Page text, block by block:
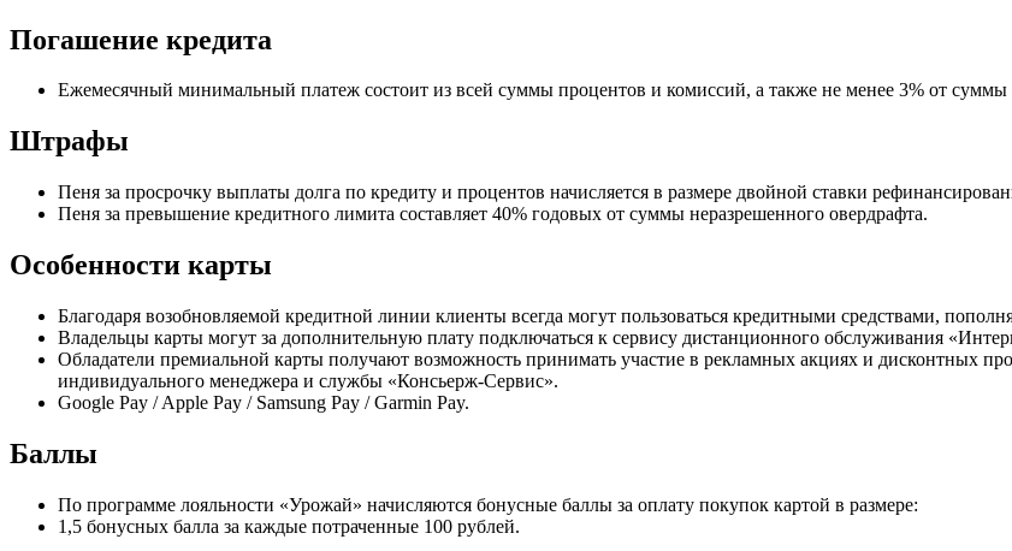
Погашение кредита
Ежемесячный минимальный платеж состоит из всей суммы процентов и комиссий, а также не менее 3% от суммы
Штрафы
Пеня за просрочку выплаты долга по кредиту и процентов начисляется в размере двойной ставки
Пеня за превышение кредитного лимита составляет 40% годовых от суммы неразрешенного овердрафта.
Особенности карты
Благодаря возобновляемой кредитной линии клиенты всегда могут пользоваться кредитными средствами,
Владельцы карты могут за дополнительную плату подключаться к сервису дистанционного обслуживания
Обладатели премиальной карты получают возможность принимать участие в рекламных акциях и дисконтных
индивидуального менеджера и службы «Консьерж-Сервис».
Google Pay / Apple Pay / Samsung Pay / Garmin Pay.
Баллы
По программе лояльности «Урожай» начисляются бонусные баллы за оплату покупок картой в размере:
1,5 бонусных балла за каждые потраченные 100 рублей.